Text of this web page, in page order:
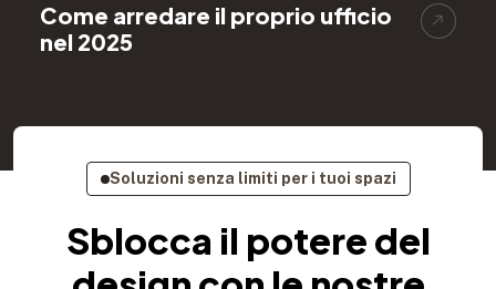
Come arredare il proprio ufficio
nel 2025
Soluzioni senza limiti per i tuoi spazi
Sblocca il potere del